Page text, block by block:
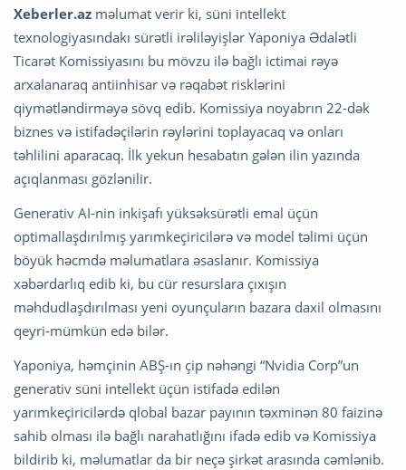
Xeberler.az məlumat verir ki, süni intellekt
texnologiyasındakı sürətli irəliləyişlər Yaponiya Ədalətli
Ticarət Komissiyasını bu mövzu ilə bağlı ictimai rəyə
arxalanaraq antiinhisar və rəqabət risklərini
qiymətləndirməyə sövq edib. Komissiya noyabrın 22-dək
biznes və istifadəçilərin rəylərini toplayacaq və onları
təhlilini aparacaq. İlk yekun hesabatın gələn ilin yazında
açıqlanması gözlənilir.
Generativ AI-nin inkişafı yüksəksürətli emal üçün
optimallaşdırılmış yarımkeçiricilərə və model təlimi üçün
böyük həcmdə məlumatlara əsaslanır. Komissiya
xəbərdarlıq edib ki, bu cür resurslara çıxışın
məhdudlaşdırılması yeni oyunçuların bazara daxil olmasını
qeyri-mümkün edə bilər.
Yaponiya, həmçinin ABŞ-ın çip nəhəngi “Nvidia Corp”un
generativ süni intellekt üçün istifadə edilən
yarımkeçiricilərdə qlobal bazar payının təxminən 80 faizinə
sahib olması ilə bağlı narahatlığını ifadə edib və Komissiya
bildirib ki, məlumatlar da bir neçə şirkət arasında cəmlənib.